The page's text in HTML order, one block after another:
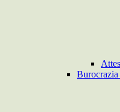
Burocrazia